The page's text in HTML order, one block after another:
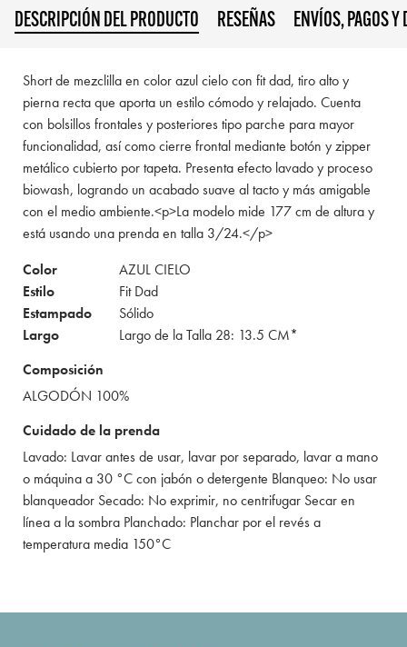
DESCRIPCIÓN DEL PRODUCTO RESEÑAS ENVÍOS, PAGOS Y
Short de mezclilla en color azul cielo con fit dad, tiro alto y
pierna recta que aporta un estilo cómodo y relajado. Cuenta
con bolsillos frontales y posteriores tipo parche para mayor
funcionalidad, así como cierre frontal mediante botón y zipper
metálico cubierto por tapeta. Presenta efecto lavado y proceso
biowash, logrando un acabado suave al tacto y más amigable
con el medio ambiente.<p>La modelo mide 177 cm de altura y
está usando una prenda en talla 3/24.</p>
Color
AZUL CIELO
Estilo
Fit Dad
Estampado
Sólido
Largo
Largo de la Talla 28: 13.5 CM*
Composición
ALGODÓN 100%
Cuidado de la prenda
Lavado: Lavar antes de usar, lavar por separado, lavar a mano
o máquina a 30 °C con jabón o detergente Blanqueo: No usar
blanqueador Secado: No exprimir, no centrifugar Secar en
línea a la sombra Planchado: Planchar por el revés a
temperatura media 150°C